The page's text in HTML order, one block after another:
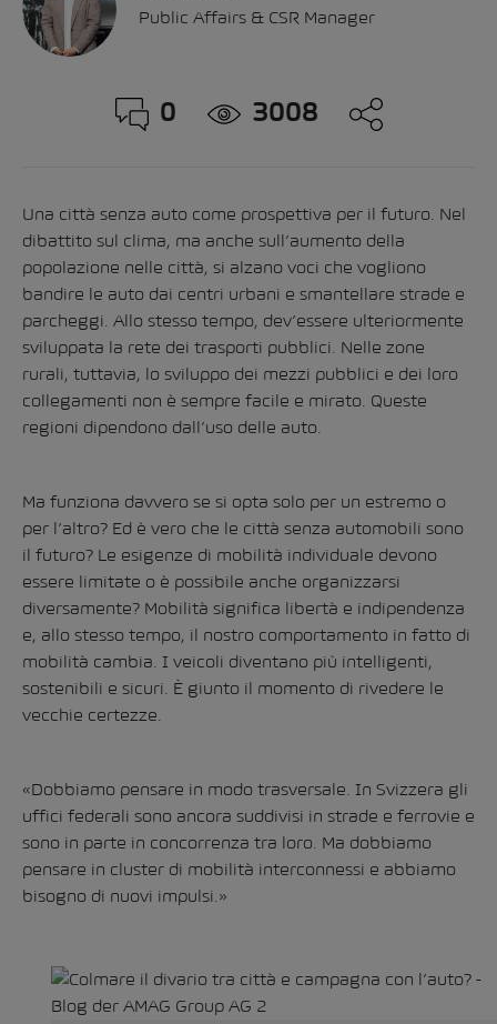
Public Affairs & CSR Manager
0 3008
Una città senza auto come prospettiva per il futuro. Nel
dibattito sul clima, ma anche sull’aumento della
popolazione nelle città, si alzano voci che vogliono
bandire le auto dai centri urbani e smantellare strade e
parcheggi. Allo stesso tempo, dev’essere ulteriormente
sviluppata la rete dei trasporti pubblici. Nelle zone
rurali, tuttavia, lo sviluppo dei mezzi pubblici e dei loro
collegamenti non è sempre facile e mirato. Queste
regioni dipendono dall’uso delle auto.
Ma funziona davvero se si opta solo per un estremo o
per l’altro? Ed è vero che le città senza automobili sono
il futuro? Le esigenze di mobilità individuale devono
essere limitate o è possibile anche organizzarsi
diversamente? Mobilità significa libertà e indipendenza
e, allo stesso tempo, il nostro comportamento in fatto di
mobilità cambia. I veicoli diventano più intelligenti,
sostenibili e sicuri. È giunto il momento di rivedere le
vecchie certezze.
«Dobbiamo pensare in modo trasversale. In Svizzera gli
uffici federali sono ancora suddivisi in strade e ferrovie e
sono in parte in concorrenza tra loro. Ma dobbiamo
pensare in cluster di mobilità interconnessi e abbiamo
bisogno di nuovi impulsi.»